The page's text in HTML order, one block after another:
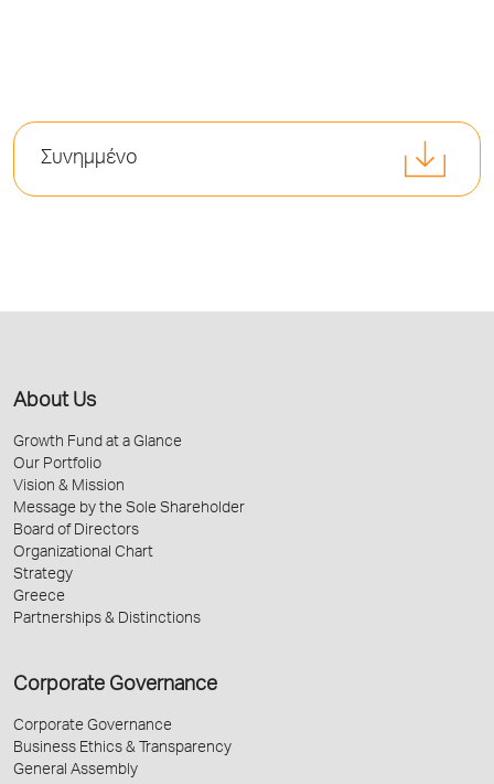
Συνημμένο
About Us
Growth Fund at a Glance
Our Portfolio
Vision & Mission
Message by the Sole Shareholder
Board of Directors
Organizational Chart
Strategy
Greece
Partnerships & Distinctions
Corporate Governance
Corporate Governance
Business Ethics & Transparency
General Assembly